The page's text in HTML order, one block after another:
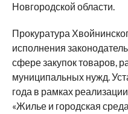
Новгородской области.
Прокуратура
исполнения
сфере закупок товаров,
муниципальных нужд.
года в рамках
«Жилье и городская